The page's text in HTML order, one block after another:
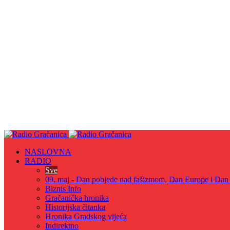
NASLOVNA
RADIO
Sve
09. maj - Dan pobjede nad fašizmom, Dan Europe i
Biznis Info
Gračanička hronika
Historijska čitanka
Hronika Gradskog vijeća
Indirektno